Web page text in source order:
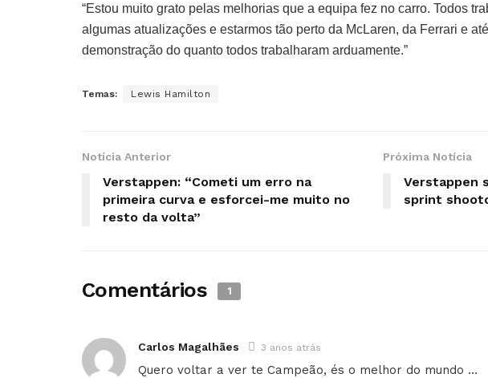
“Estou muito grato pelas melhorias que a equipa fez no carro. Todos
algumas atualizações e estarmos tão perto da McLaren, da Ferrari e
demonstração do quanto todos trabalharam arduamente.”
Temas: Lewis Hamilton
Notícia Anterior
Verstappen: “Cometi um erro na
primeira curva e esforcei-me muito no
resto da volta”
Próxima Notícia
Verstappen
sprint
Comentários 1
Carlos Magalhães 3 anos atrás
Quero voltar a ver te Campeão, és o melhor do mundo …